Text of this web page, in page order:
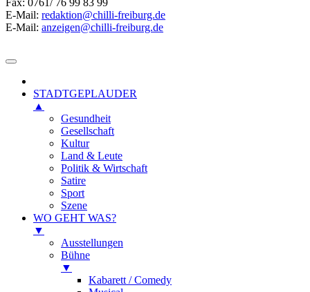
E-Mail: redaktion@chilli-freiburg.de
E-Mail: anzeigen@chilli-freiburg.de
STADTGEPLAUDER
▲
Gesundheit
Gesellschaft
Kultur
Land & Leute
Politik & Wirtschaft
Satire
Sport
Szene
WO GEHT WAS?
▼
Ausstellungen
Bühne
▼
Kabarett / Comedy